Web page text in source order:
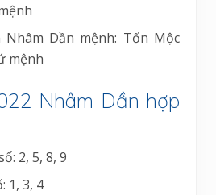
Dần mệnh: Tốn Mộc
mệnh
Nhâm Dần hợp
2, 5, 8, 9
1, 3, 4